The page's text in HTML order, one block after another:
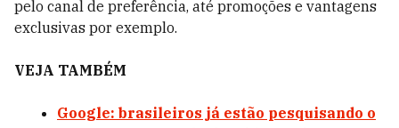
pelo canal de preferência, até promoções e vantagens
exclusivas por exemplo.
VEJA TAMBÉM
Google: brasileiros já estão pesquisando o